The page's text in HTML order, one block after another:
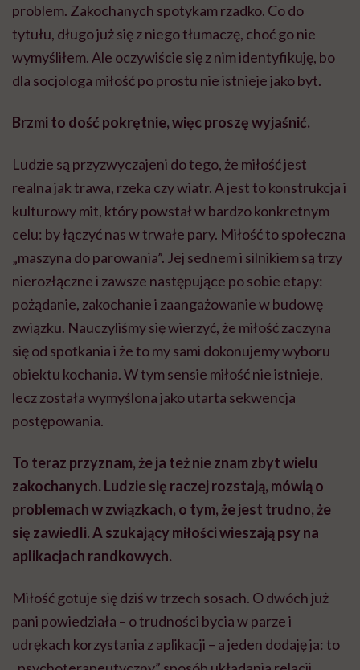
problem. Zakochanych spotykam rzadko. Co do
tytułu, długo już się z niego tłumaczę, choć go nie
wymyśliłem. Ale oczywiście się z nim identyfikuję, bo
dla socjologa miłość po prostu nie istnieje jako byt.
Brzmi to dość pokrętnie, więc proszę wyjaśnić.
Ludzie są przyzwyczajeni do tego, że miłość jest
realna jak trawa, rzeka czy wiatr. A jest to konstrukcja i
kulturowy mit, który powstał w bardzo konkretnym
celu: by łączyć nas w trwałe pary. Miłość to społeczna
„maszyna do parowania”. Jej sednem i silnikiem są trzy
nierozłączne i zawsze następujące po sobie etapy:
pożądanie, zakochanie i zaangażowanie w budowę
związku. Nauczyliśmy się wierzyć, że miłość zaczyna
się od spotkania i że to my sami dokonujemy wyboru
obiektu kochania. W tym sensie miłość nie istnieje,
lecz została wymyślona jako utarta sekwencja
postępowania.
To teraz przyznam, że ja też nie znam zbyt wielu
zakochanych. Ludzie się raczej rozstają, mówią o
problemach w związkach, o tym, że jest trudno, że
się zawiedli. A szukający miłości wieszają psy na
aplikacjach randkowych.
Miłość gotuje się dziś w trzech sosach. O dwóch już
pani powiedziała – o trudności bycia w parze i
udrękach korzystania z aplikacji – a jeden dodaję ja: to